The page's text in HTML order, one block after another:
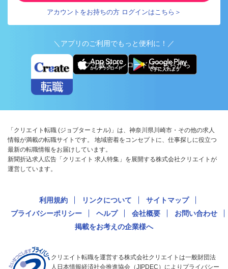
アカウントをお持ちの方 ログインはこちら＞
＼アプリのご利用でもっと便利に！／
アプリ版ダウンロードはこちらから
「クリエイト転職 (ジョブターミナル)」は、神奈川県川崎市・その他の求人
情報が満載の転職サイトです。 地域密着をコンセプトに、仕事探しに役立つ
最新の転職情報をお届けしています。
新聞折込求人広告「クリエイト 求人特集」を展開する株式会社クリエイトが
運営しています。
利用規約 リンクについて
サイトマップ
プライバシーポリシー
ヘルプ 会社概要
お問い合わせ
掲載をお考えの企業様へ
クリエイト転職を運営する株式会社クリエイトは一般財団法
人日本情報経済社会推進協会（JIPDEC）によりプライバシー